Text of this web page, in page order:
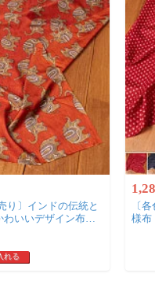
り〕インドの伝統と
いいデザイン布
れる
〔
様布